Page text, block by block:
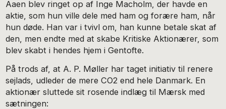
Aaen blev ringet op af Inge Macholm, der havde en
aktie, som hun ville dele med ham og forære ham, når
hun døde. Han var i tvivl om, han kunne betale skat af
den, men endte med at skabe Kritiske Aktionærer, som
blev skabt i hendes hjem i Gentofte.
På trods af, at A. P. Møller har taget initiativ til renere
sejlads, udleder de mere CO2 end hele Danmark. En
aktionær sluttede sit rosende indlæg til Mærsk med
sætningen: